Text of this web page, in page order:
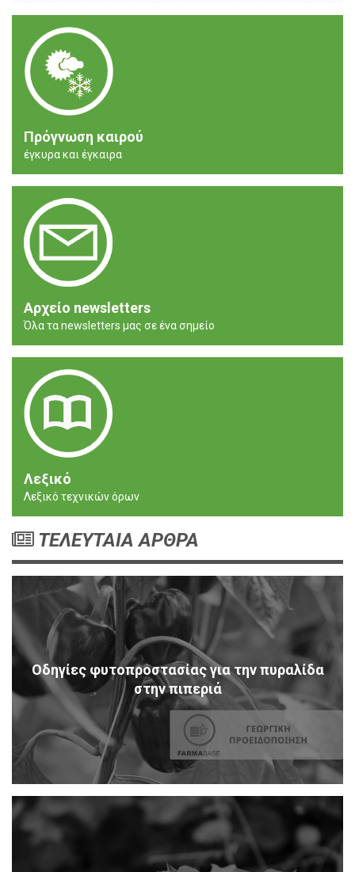
Πρόγνωση καιρού
έγκυρα και έγκαιρα
Αρχείο newsletters
Όλα τα newsletters μας σε ένα σημείο
Λεξικό
Λεξικό τεχνικών όρων
ΤΕΛΕΥΤΑΙΑ ΑΡΘΡΑ
Οδηγίες φυτοπροστασίας για την πυραλίδα
στην πιπεριά